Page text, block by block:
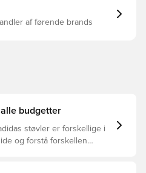
innovativ
af førende brands
budgetter
støvler er forskellige i
og forstå forskellen